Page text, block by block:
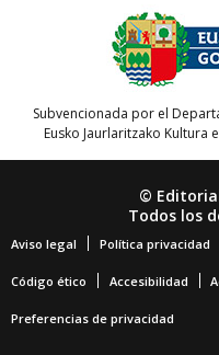
Subvencionada por el
Eusko Jaurlaritzako Kultura
©
Todos los
Aviso legal Política privacidad
Código ético Accesibilidad
Preferencias de privacidad